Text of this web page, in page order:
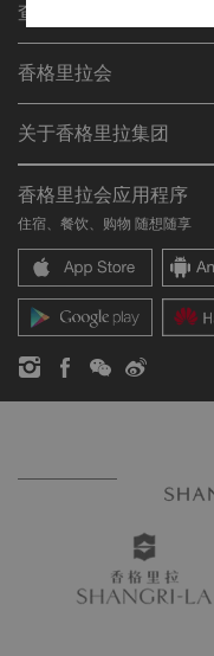
查找或预订
查找预订
餐厅与酒吧
香格里拉会
加入香格里拉会
常见问题
联络我们
关于香格里拉集团
我们的酒店品牌
香格里拉中心
香格里拉公寓
联系方式
职业发展
企业社会责任
新闻稿
香格里拉会应用程序
住宿、餐饮、购物 随想随享